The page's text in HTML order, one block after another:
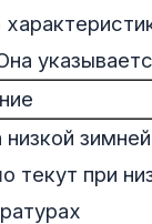
текут при